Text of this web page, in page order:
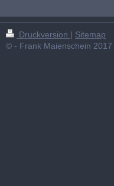
Druckversion | Sitemap
© - Frank Maienschein 2017